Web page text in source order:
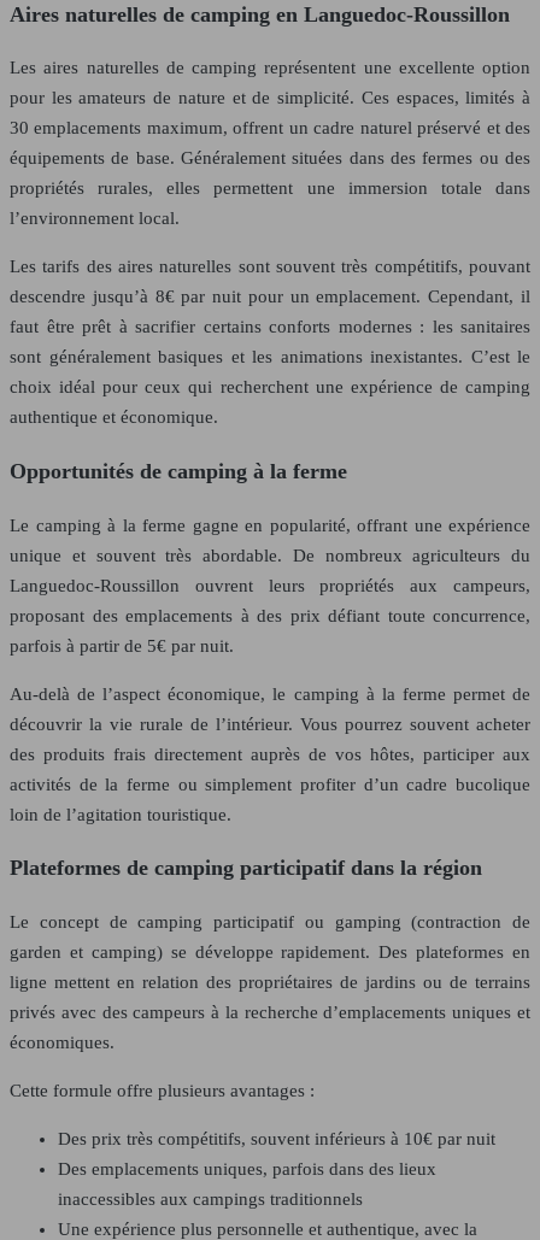
Aires naturelles de camping en Languedoc-Roussillon
Les aires naturelles de camping représentent une excellente option
pour les amateurs de nature et de simplicité. Ces espaces, limités à
30 emplacements maximum, offrent un cadre naturel préservé et des
équipements de base. Généralement situées dans des fermes ou des
propriétés rurales, elles permettent une immersion totale dans
l’environnement local.
Les tarifs des aires naturelles sont souvent très compétitifs, pouvant
descendre jusqu’à 8€ par nuit pour un emplacement. Cependant, il
faut être prêt à sacrifier certains conforts modernes : les sanitaires
sont généralement basiques et les animations inexistantes. C’est le
choix idéal pour ceux qui recherchent une expérience de camping
authentique et économique.
Opportunités de camping à la ferme
Le camping à la ferme gagne en popularité, offrant une expérience
unique et souvent très abordable. De nombreux agriculteurs du
Languedoc-Roussillon ouvrent leurs propriétés aux campeurs,
proposant des emplacements à des prix défiant toute concurrence,
parfois à partir de 5€ par nuit.
Au-delà de l’aspect économique, le camping à la ferme permet de
découvrir la vie rurale de l’intérieur. Vous pourrez souvent acheter
des produits frais directement auprès de vos hôtes, participer aux
activités de la ferme ou simplement profiter d’un cadre bucolique
loin de l’agitation touristique.
Plateformes de camping participatif dans la région
Le concept de camping participatif ou gamping (contraction de
garden et camping) se développe rapidement. Des plateformes en
ligne mettent en relation des propriétaires de jardins ou de terrains
privés avec des campeurs à la recherche d’emplacements uniques et
économiques.
Cette formule offre plusieurs avantages :
Des prix très compétitifs, souvent inférieurs à 10€ par nuit
Des emplacements uniques, parfois dans des lieux
inaccessibles aux campings traditionnels
Une expérience plus personnelle et authentique, avec la